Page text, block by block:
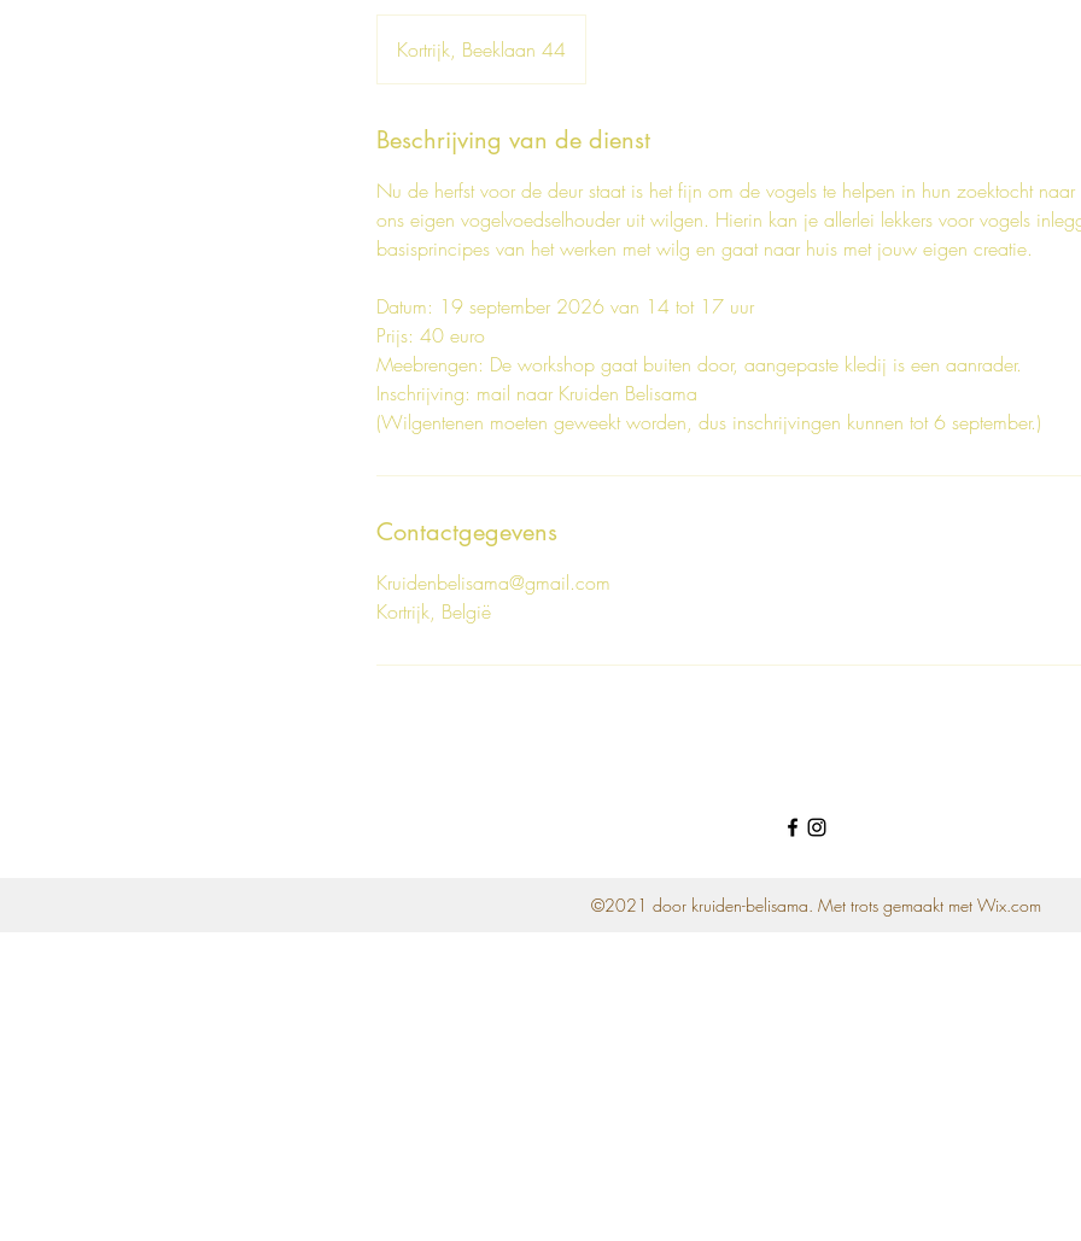
Kortrijk, Beeklaan 44
Beschrijving van de dienst
Nu de herfst voor de deur staat is het fijn om de vogels te helpen in hun zoektocht
ons eigen vogelvoedselhouder uit wilgen. Hierin kan je allerlei lekkers voor vogels
basisprincipes van het werken met wilg en gaat naar huis met jouw eigen creatie.
Datum: 19 september 2026 van 14 tot 17 uur
Prijs: 40 euro
Meebrengen: De workshop gaat buiten door, aangepaste kledij is een aanrader.
Inschrijving: mail naar Kruiden Belisama
(Wilgentenen moeten geweekt worden, dus inschrijvingen kunnen tot 6 september.)
Contactgegevens
Kruidenbelisama@gmail.com
Kortrijk, België
©2021 door kruiden-belisama. Met trots gemaakt met Wix.com